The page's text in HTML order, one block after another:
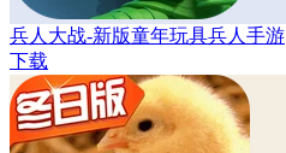
兵人大战-新版童年玩具兵人手游
下载